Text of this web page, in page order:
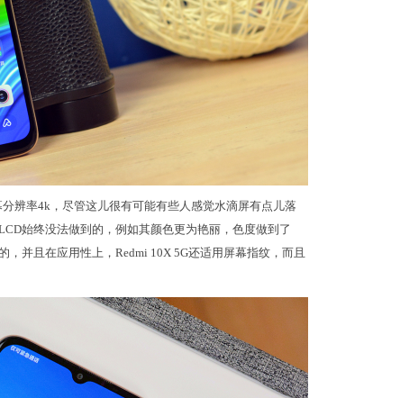
辨率4k，尽管这儿很有可能有些人感觉水滴屏有点儿落
始终没法做到的，例如其颜色更为艳丽，色度做到了
并且在应用性上，Redmi 10X 5G还适用屏幕指纹，而且